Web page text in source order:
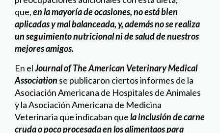
que,en la mayoría de ocasiones, no está bien
aplicadas y mal balanceada, y, además no se realiza
un seguimiento nutricional ni de salud de nuestros
mejores amigos.
En elJournal of The American Veterinary Medical
Association se publicaron ciertos informes de la
Asociación Americana de Hospitales de Animales
y la Asociación Americana de Medicina
Veterinaria que indicaban quela inclusión de carne
cruda o poco procesada en los alimentaos para